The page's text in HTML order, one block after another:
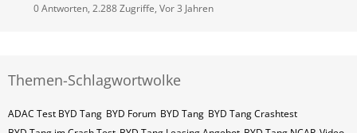
0 Antworten, 2.288 Zugriffe, Vor 3 Jahren
Themen-Schlagwortwolke
ADAC Test BYD Tang BYD Forum BYD Tang BYD Tang Crashtest